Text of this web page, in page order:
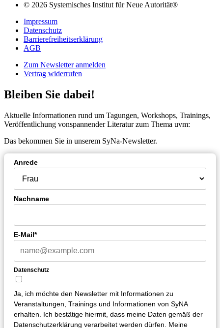
© 2026 Systemisches Institut für Neue Autorität®
Impressum
Datenschutz
Barrierefreiheitserklärung
AGB
Zum Newsletter anmelden
Vertrag widerrufen
Bleiben Sie dabei!
Aktuelle Informationen rund um Tagungen, Workshops, Trainings,
Veröffentlichung vonspannender Literatur zum Thema uvm:
Das bekommen Sie in unserem SyNa-Newsletter.
Anrede
Nachname
E-Mail*
Datenschutz
Ja, ich möchte den Newsletter mit Informationen zu
Veranstaltungen, Trainings und Informationen von SyNA
erhalten. Ich bestätige hiermit, dass meine Daten gemäß der
Datenschutzerklärung verarbeitet werden dürfen. Meine